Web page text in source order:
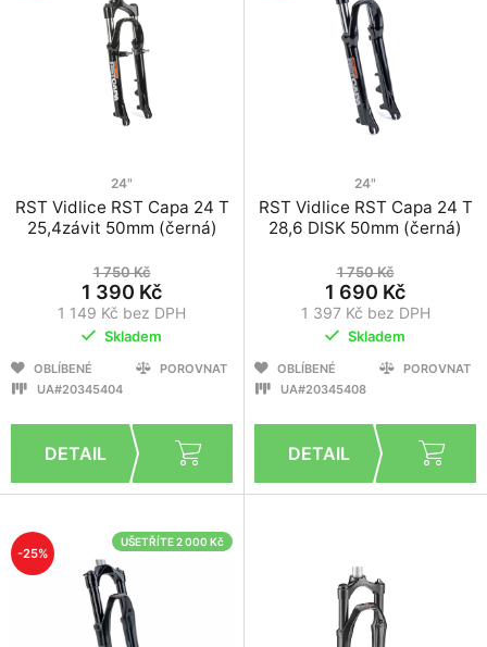
24"
RST Vidlice RST Capa 24 T
25,4závit 50mm (černá)
1 750 Kč
1 390 Kč
1 149 Kč bez DPH
Skladem
OBLÍBENÉ
POROVNAT
UA#20345404
24"
RST Vidlice RST Capa 24 T
28,6 DISK 50mm (černá)
1 750 Kč
1 690 Kč
1 397 Kč bez DPH
Skladem
OBLÍBENÉ
POROVNAT
UA#20345408
-25%
UŠETŘÍTE 2 000 Kč